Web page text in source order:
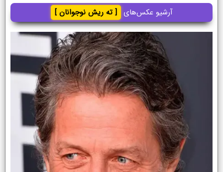
آرشیو عکس‌های [ ته ریش نوجوانان ]